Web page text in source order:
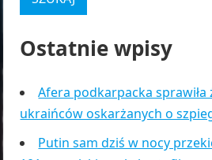
Ostatnie wpisy
Afera podkarpacka sprawiła
ukraińców oskarżanych o
Putin sam dziś w nocy